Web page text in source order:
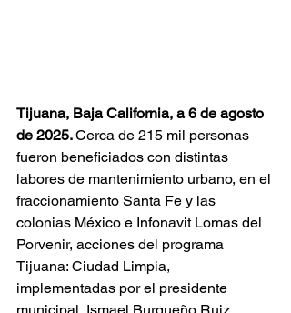
Tijuana, Baja California, a 6 de agosto
de 2025. Cerca de 215 mil personas
fueron beneficiados con distintas
labores de mantenimiento urbano, en el
fraccionamiento Santa Fe y las
colonias México e Infonavit Lomas del
Porvenir, acciones del programa
Tijuana: Ciudad Limpia,
implementadas por el presidente